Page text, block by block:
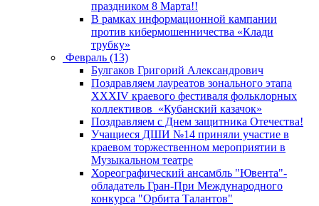
праздником 8 Марта!!
В рамках информационной кампании
против кибермошенничества «Клади
трубку»
Февраль (13)
Булгаков Григорий Александрович
Поздравляем лауреатов зонального этапа
XXXIV краевого фестиваля фольклорных
коллективов «Кубанский казачок»
Поздравляем с Днем защитника Отечества!
Учащиеся ДШИ №14 приняли участие в
краевом торжественном мероприятии в
Музыкальном театре
Хореографический ансамбль "Ювента"-
обладатель Гран-При Международного
конкурса "Орбита Талантов"